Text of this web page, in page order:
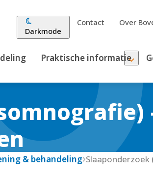
Darkmode
Contact Over
Praktische informatie
& behandeling